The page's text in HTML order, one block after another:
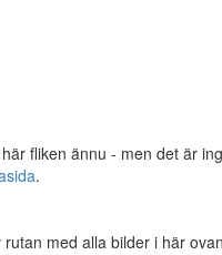
fliken ännu - men det är
.
med alla bilder i här